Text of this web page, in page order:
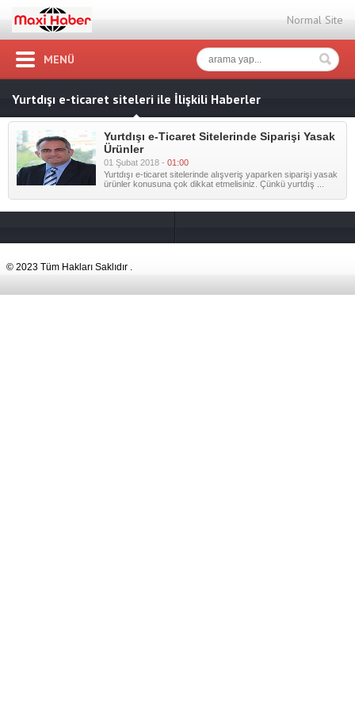
Normal Site
MENÜ
Yurtdışı e-ticaret siteleri ile İlişkili Haberler
Yurtdışı e-Ticaret Sitelerinde Siparişi Yasak
Ürünler
01 Şubat 2018 - 01:00
Yurtdışı e-ticaret sitelerinde alışveriş yaparken siparişi yasak
ürünler konusuna çok dikkat etmelisiniz. Çünkü yurtdış ...
© 2023 Tüm Hakları Saklıdır .